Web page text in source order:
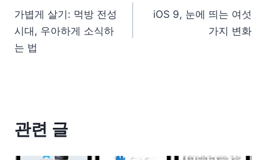
가볍게 살기: 먹방 전성
시대, 우아하게 소식하
는 법
iOS 9, 눈에 띄는 여섯
가지 변화
관련 글